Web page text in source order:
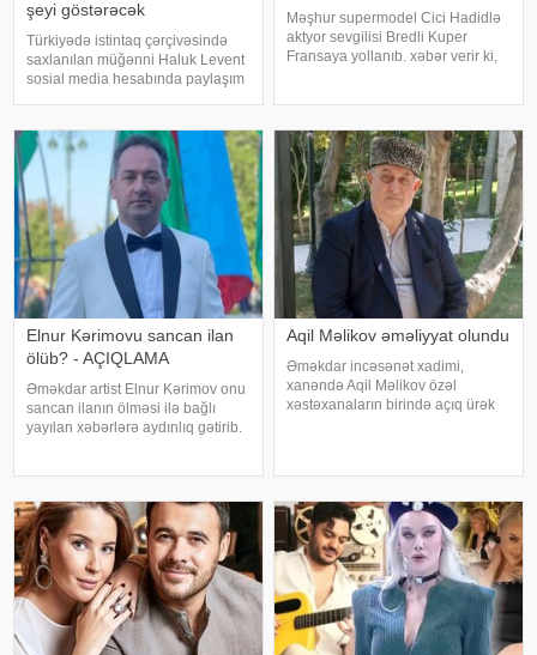
şeyi göstərəcək
Türkiyədə istintaq çərçivəsində
saxlanılan müğənni Haluk Levent
sosial media hesabında paylaşım
mətbuatına istinadən xəbər verir
ki, Levent şəxsi həyatı ilə Ahba
Məşhur supermodel Cici Hadidlə
aktyor sevgilisi Bredli Kuper
Fransaya yollanıb. xəbər verir ki,
Malikdən ayrıldıqdan sonra Cicini
Elnur Kərimovu sancan ilan
ölüb? - AÇIQLAMA
Əməkdar artist Elnur Kərimov onu
sancan ilanın ölməsi ilə bağlı
yayılan xəbərlərə aydınlıq gətirib.
açıqlama verməmişəm
Aqil Məlikov əməliyyat olundu
Əməkdar incəsənət xadimi,
xanəndə Aqil Məlikov özəl
xəstəxanaların birində açıq ürək